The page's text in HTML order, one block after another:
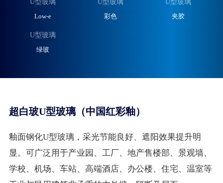
U型玻璃
Low-e
U型玻璃
彩色
U型玻璃
夹胶
U型玻璃
绿玻
超白玻U型玻璃（中国红彩釉）
釉面钢化U型玻璃，采光节能良好、遮阳效果提升明
显。可广泛用于产业园、工厂、地产售楼部、景观墙、
学校、机场、车站、高端酒店、办公楼、住宅、温室等